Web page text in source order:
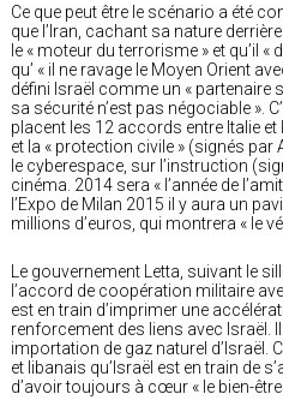
Ce que peut être le scénario a été
que l’Iran, cachant sa nature
le « moteur du terrorisme » et qu’il
qu’ « il ne ravage le Moyen Orient
défini Israël comme un « partenaire
sa sécurité n’est pas négociable ».
placent les 12 accords entre Italie et
et la « protection civile » (signés par
le cyberespace, sur l’instruction
cinéma. 2014 sera « l’année de
l’Expo de Milan 2015 il y aura un
millions d’euros, qui montrera « le
Le gouvernement Letta, suivant le
l’accord de coopération militaire
est en train d’imprimer une
renforcement des liens avec Israël.
importation de gaz naturel d’Israël.
et libanais qu’Israël est en train de
d’avoir toujours à cœur « le bien-